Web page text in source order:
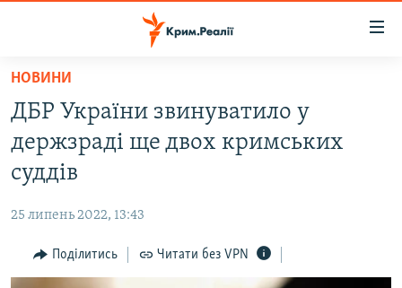
Перейти
основного
матеріалу
Перейти
до
основної
Перейти
до
ВОДА.КРИМ
ВІДЕО ТА ФОТО
БЛОГИ
ПОГЛЯД
НОВИНИ
ДБР України звинуватило у
держзраді ще двох кримських
суддів
25 липень 2022, 13:43
Поділитись Читати без VPN